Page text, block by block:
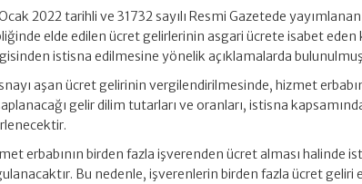
2022 tarihli ve 31732 sayılı Resmi Gazetede
elde edilen ücret gelirlerinin asgari ücrete isabet eden
istisna edilmesine yönelik açıklamalarda
aşan ücret gelirinin vergilendirilmesinde, hizmet
gelir dilim tutarları ve oranları, istisna
erbabının birden fazla işverenden ücret alması halinde
Bu nedenle, işverenlerin birden fazla ücret geliri